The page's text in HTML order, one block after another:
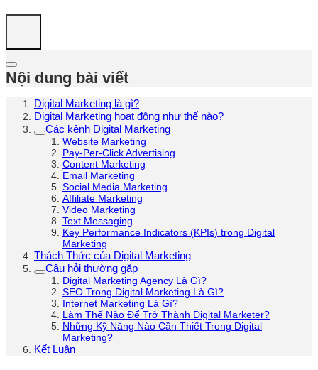
Nội dung bài viết
Digital Marketing là gì?
Digital Marketing hoạt động như thế nào?
Các kênh Digital Marketing
Website Marketing
Pay-Per-Click Advertising
Content Marketing
Email Marketing
Social Media Marketing
Affiliate Marketing
Video Marketing
Text Messaging
Key Performance Indicators (KPIs) trong Digital
Marketing
Thách Thức của Digital Marketing
Câu hỏi thường gặp
Digital Marketing Agency Là Gì?
SEO Trong Digital Marketing Là Gì?
Internet Marketing Là Gì?
Làm Thế Nào Để Trở Thành Digital Marketer?
Những Kỹ Năng Nào Cần Thiết Trong Digital
Marketing?
Kết Luận